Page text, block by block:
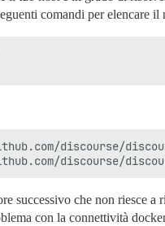
comandi per elencare il
successivo che non riesce a
con la connettività